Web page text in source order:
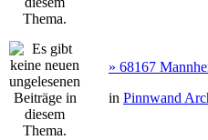
» 68167
in Pinnwand